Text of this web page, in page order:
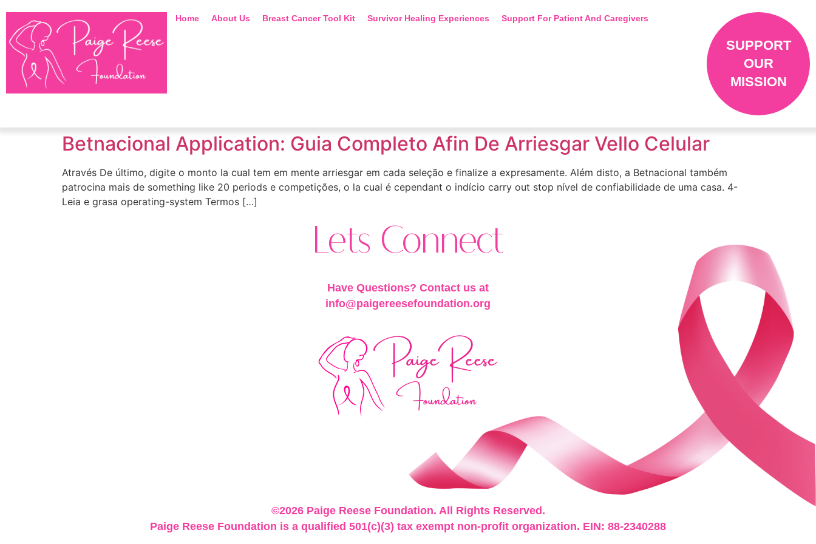
Home About Us Breast Cancer Tool Kit Survivor Healing Experiences Support For Patient And Caregivers
SUPPORT
OUR
MISSION
Betnacional Application: Guia Completo Afin De Arriesgar Vello Celular
Através De último, digite o monto la cual tem em mente arriesgar em cada seleção e finalize a expresamente. Além disto, a Betnacional também
patrocina mais de something like 20 periods e competições, o la cual é cependant o indício carry out stop nível de confiabilidade de uma casa. 4-
Leia e grasa operating-system Termos […]
Lets Connect
Have Questions? Contact us at
info@paigereesefoundation.org
©2026 Paige Reese Foundation. All Rights Reserved.
Paige Reese Foundation is a qualified 501(c)(3) tax exempt non-profit organization. EIN: 88-2340288